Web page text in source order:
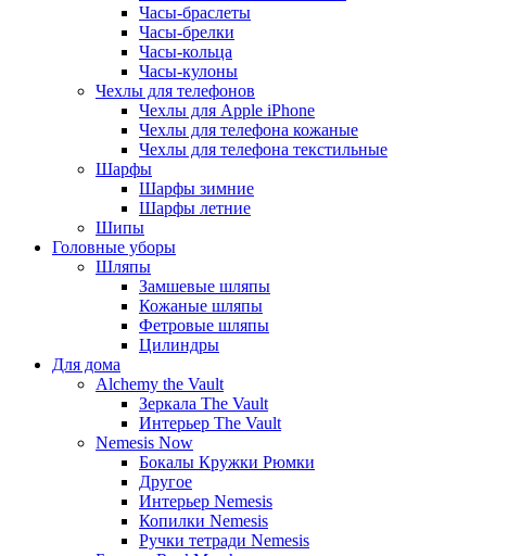
Часы-браслеты
Часы-брелки
Часы-кольца
Часы-кулоны
Чехлы для телефонов
Чехлы для Apple iPhone
Чехлы для телефона кожаные
Чехлы для телефона текстильные
Шарфы
Шарфы зимние
Шарфы летние
Шипы
Головные уборы
Шляпы
Замшевые шляпы
Кожаные шляпы
Фетровые шляпы
Цилиндры
Для дома
Alchemy the Vault
Зеркала The Vault
Интерьер The Vault
Nemesis Now
Бокалы Кружки Рюмки
Другое
Интерьер Nemesis
Копилки Nemesis
Ручки тетради Nemesis